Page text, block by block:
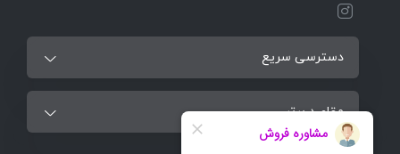
دسترسی سریع
مقاصد برتر